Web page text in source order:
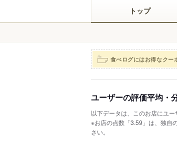
トップ
食べログにはお得なクー
ユーザーの評価平均・
以下データは、このお店にユ
※お店の点数「3.59」は、独自
さい。